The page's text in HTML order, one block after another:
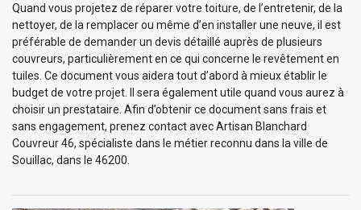
Quand vous projetez de réparer votre toiture, de l’entretenir, de la
nettoyer, de la remplacer ou même d’en installer une neuve, il est
préférable de demander un devis détaillé auprès de plusieurs
couvreurs, particulièrement en ce qui concerne le revêtement en
tuiles. Ce document vous aidera tout d’abord à mieux établir le
budget de votre projet. Il sera également utile quand vous aurez à
choisir un prestataire. Afin d’obtenir ce document sans frais et
sans engagement, prenez contact avec Artisan Blanchard
Couvreur 46, spécialiste dans le métier reconnu dans la ville de
Souillac, dans le 46200.